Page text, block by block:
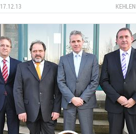
17.12.13 KEHLEN